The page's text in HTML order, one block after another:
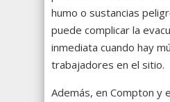
humo o sustancias
puede complicar la
inmediata cuando hay
trabajadores en el sitio.
Además, en Compton y